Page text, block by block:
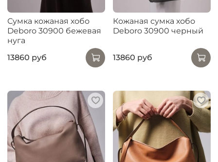
Сумка кожаная хобо
Deboro 30900 бежевая
нуга
13860 руб
Кожаная сумка хобо
Deboro 30900 черный
13860 руб